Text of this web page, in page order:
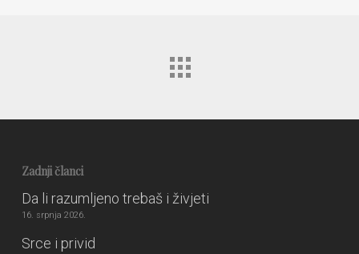
Zadnji članci
Da li razumljeno trebaš i živjeti
16. srpnja 2026.
Srce i privid